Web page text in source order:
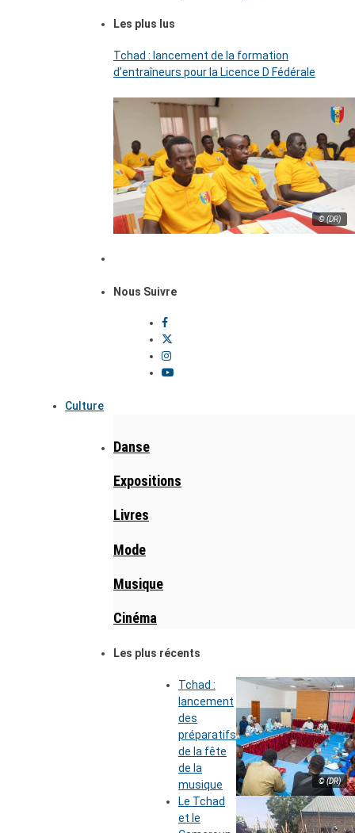
Les plus lus
Tchad : lancement de la formation
d’entraîneurs pour la Licence D Fédérale
© (DR)
Nous Suivre
Culture
Danse
Expositions
Livres
Mode
Musique
Cinéma
Les plus récents
© (DR)
Tchad :
lancement
des
préparatifs
de la fête
de la
musique
Le Tchad
et le